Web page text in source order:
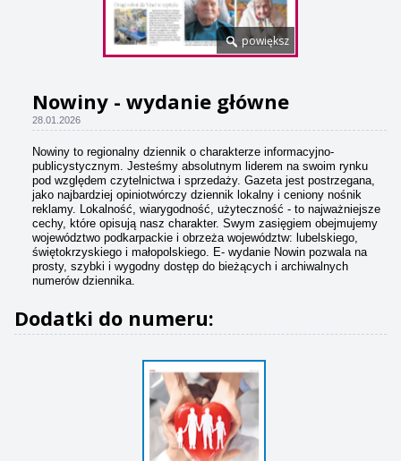
powiększ
Nowiny - wydanie główne
28.01.2026
Nowiny to regionalny dziennik o charakterze informacyjno-
publicystycznym. Jesteśmy absolutnym liderem na swoim rynku
pod względem czytelnictwa i sprzedaży. Gazeta jest postrzegana,
jako najbardziej opiniotwórczy dziennik lokalny i ceniony nośnik
reklamy. Lokalność, wiarygodność, użyteczność - to najważniejsze
cechy, które opisują nasz charakter. Swym zasięgiem obejmujemy
województwo podkarpackie i obrzeża województw: lubelskiego,
świętokrzyskiego i małopolskiego. E- wydanie Nowin pozwala na
prosty, szybki i wygodny dostęp do bieżących i archiwalnych
numerów dziennika.
Dodatki do numeru: